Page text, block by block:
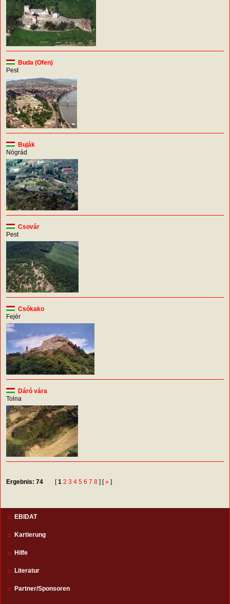
Buda (Ofen)
Pest
Buják
Nógrád
Csovár
Pest
Csókako
Fejér
Dáró vára
Tolna
Ergebnis: 74 [1 2 3 4 5 6 7 8 ] [»]
EBIDAT
Kartierung
Hilfe
Literatur
Partner/Sponsoren